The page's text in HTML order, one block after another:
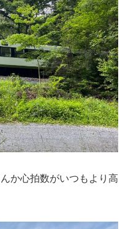
か心拍数がいつもより高